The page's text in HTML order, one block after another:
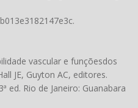
.
vascular e funçõesdos
JE, Guyton AC, editores.
ed. Rio de Janeiro: Guanabara